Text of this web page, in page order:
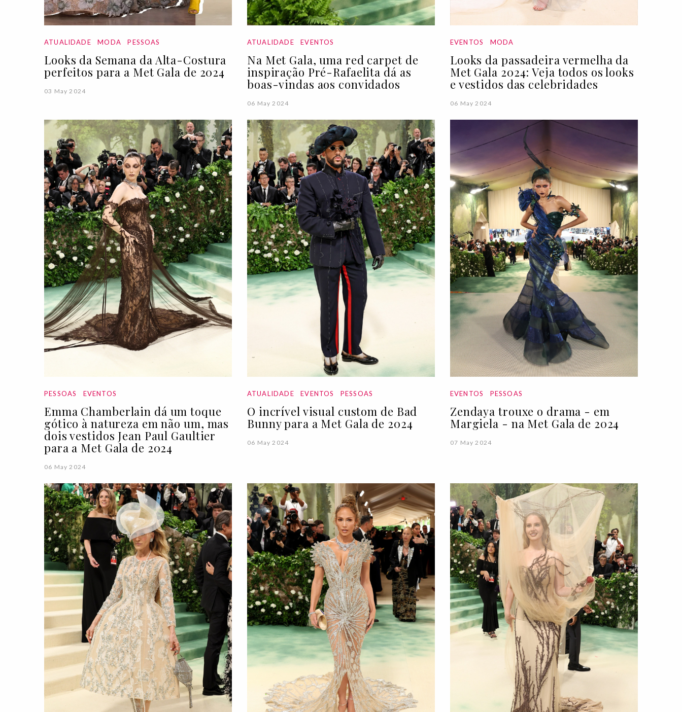
ATUALIDADE MODA PESSOAS
Looks da Semana da Alta-Costura
perfeitos para a Met Gala de 2024
03 May 2024
ATUALIDADE EVENTOS
Na Met Gala, uma red carpet de
inspiração Pré-Rafaelita dá as
boas-vindas aos convidados
06 May 2024
EVENTOS MODA
Looks da passadeira vermelha da
Met Gala 2024: Veja todos os looks
e vestidos das celebridades
06 May 2024
PESSOAS EVENTOS
Emma Chamberlain dá um toque
gótico à natureza em não um, mas
dois vestidos Jean Paul Gaultier
para a Met Gala de 2024
06 May 2024
ATUALIDADE EVENTOS PESSOAS
O incrível visual custom de Bad
Bunny para a Met Gala de 2024
06 May 2024
EVENTOS PESSOAS
Zendaya trouxe o drama - em
Margiela - na Met Gala de 2024
07 May 2024